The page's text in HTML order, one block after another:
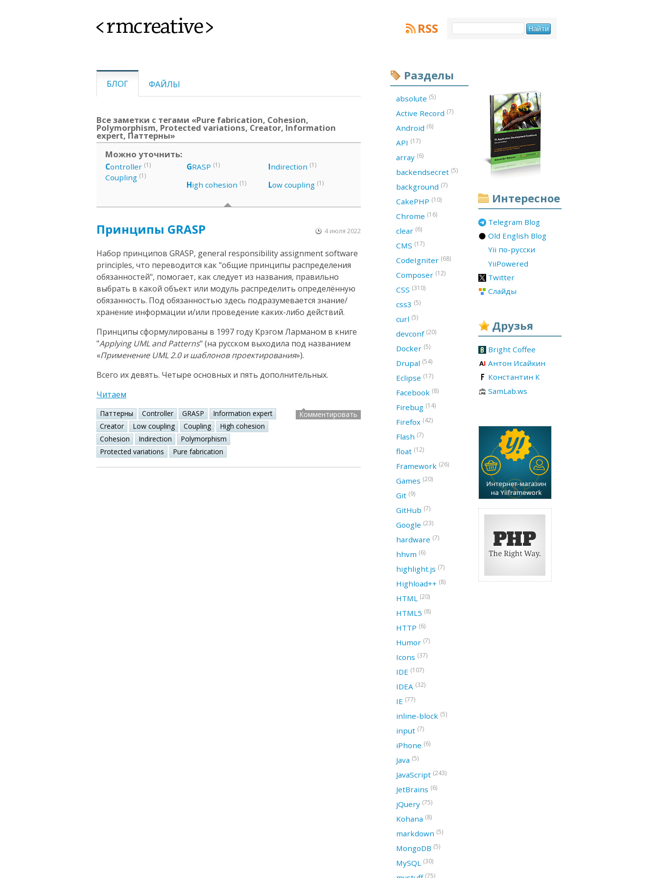
<rmcreative> RSS
БЛОГ ФАЙЛЫ
Все заметки с тегами «Pure fabrication, Cohesion,
Polymorphism, Protected variations, Creator, Information
expert, Паттерны»
Можно уточнить:
Controller (1)
Coupling (1)
GRASP (1)
High cohesion (1)
Indirection (1)
Low coupling (1)
Принципы GRASP 4 июля 2022
Набор принципов GRASP, general responsibility assignment software
principles, что переводится как "общие принципы распределения
обязанностей", помогает, как следует из названия, правильно
выбрать в какой объект или модуль распределить определённую
обязанность. Под обязанностью здесь подразумевается знание/
хранение информации и/или проведение каких-либо действий.
Принципы сформулированы в 1997 году Крэгом Ларманом в книге
"Applying UML and Patterns" (на русском выходила под названием
«Применение UML 2.0 и шаблонов проектирования»).
Всего их девять. Четыре основных и пять дополнительных.
Читаем
Паттерны Controller GRASP
Information expert
Creator
Low coupling Coupling
High cohesion
Cohesion
Indirection
Polymorphism
Protected variations
Pure fabrication
Комментировать
Интересное
Telegram Blog
Old English Blog
Yii по-русски
YiiPowered
Twitter
Слайды
Друзья
Bright Coffee
Антон Исайкин
Константин К
SamLab.ws
Разделы
absolute (5)
Active Record (7)
Android (6)
API (17)
array (6)
backendsecret (5)
background (7)
CakePHP (10)
Chrome (16)
clear (6)
CMS (17)
CodeIgniter (68)
Composer (12)
CSS (310)
css3 (5)
curl (5)
devconf (20)
Docker (5)
Drupal (54)
Eclipse (17)
Facebook (8)
Firebug (14)
Firefox (42)
Flash (7)
float (12)
Framework (26)
Games (20)
Git (9)
GitHub (7)
Google (23)
hardware (7)
hhvm (6)
highlight.js (7)
Highload++ (8)
HTML (20)
HTML5 (8)
HTTP (6)
Humor (7)
Icons (37)
IDE (107)
IDEA (32)
IE (77)
inline-block (5)
input (7)
iPhone (6)
Java (5)
JavaScript (243)
JetBrains (6)
jQuery (75)
Kohana (8)
markdown (5)
MongoDB (5)
MySQL (30)
(75)